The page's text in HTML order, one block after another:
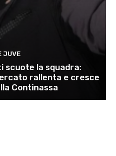
JUVE
scuote la squadra:
rallenta e cresce
Continassa